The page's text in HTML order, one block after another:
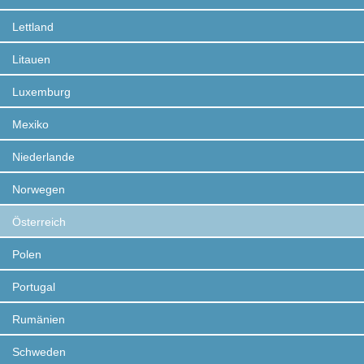
Lettland
Litauen
Luxemburg
Mexiko
Niederlande
Norwegen
Österreich
Polen
Portugal
Rumänien
Schweden